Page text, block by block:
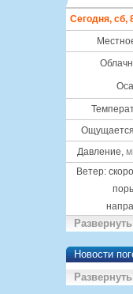
Сегодня, сб,
Ощущается
Давление,
Ветер:
Новости
Развернуть